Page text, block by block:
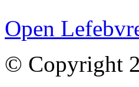
Open
© Copyright